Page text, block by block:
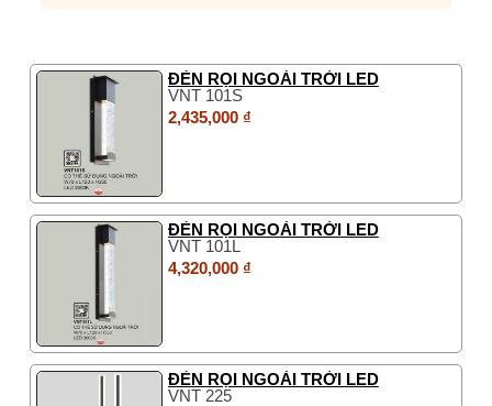
ĐÈN RỌI NGOÀI TRỜI LED
VNT 101S
2,435,000 ₫
ĐÈN RỌI NGOÀI TRỜI LED
VNT 101L
4,320,000 ₫
ĐÈN RỌI NGOÀI TRỜI LED
VNT 225